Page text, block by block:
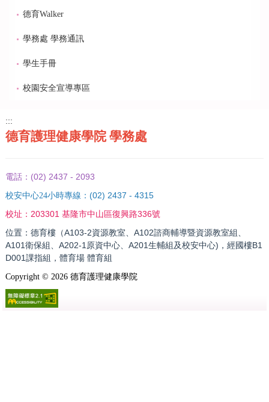
德育Walker
學務處 學務通訊
學生手冊
校園安全宣導專區
:::
德育護理健康學院 學務處
電話： (02) 2437 - 2093
校安中心24小時專線： (02) 2437 - 4315
校址： 203301 基隆市中山區復興路336號
位置：德育樓（A103-2資源教室、A102諮商輔導暨資源教室組、
A101衛保組、A202-1原資中心、A201生輔組及校安中心)，經國樓B1
D001課指組，體育場 體育組
Copyright © 2026德育護理健康學院